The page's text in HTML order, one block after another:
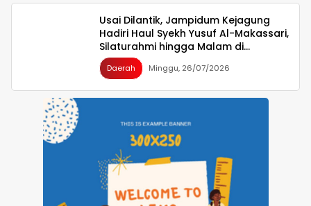
Usai Dilantik, Jampidum Kejagung
Hadiri Haul Syekh Yusuf Al-Makassari,
Silaturahmi hingga Malam di
Makassar
Daerah Minggu, 26/07/2026